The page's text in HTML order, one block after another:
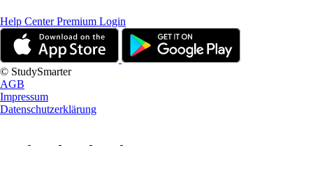
Help CenterPremium Login
© StudySmarter
AGB
Impressum
Datenschutzerklärung